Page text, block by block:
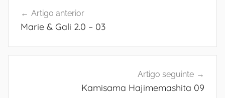
de
Artigo anterior
Marie & Gali 2.0 – 03
Artigo seguinte
Kamisama Hajimemashita 09